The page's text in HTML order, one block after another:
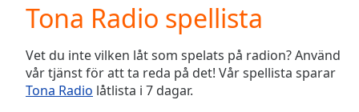
Play
Video
Skip
Backward
Skip
Tona Radio spellista
Vet du inte vilken låt som spelats på radion? Använd
vår tjänst för att ta reda på det! Vår spellista sparar
Tona Radio låtlista i 7 dagar.